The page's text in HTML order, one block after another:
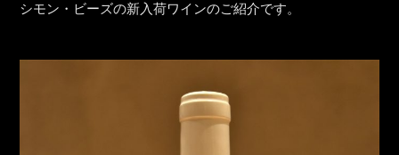
シモン・ビーズの新入荷ワインのご紹介です。